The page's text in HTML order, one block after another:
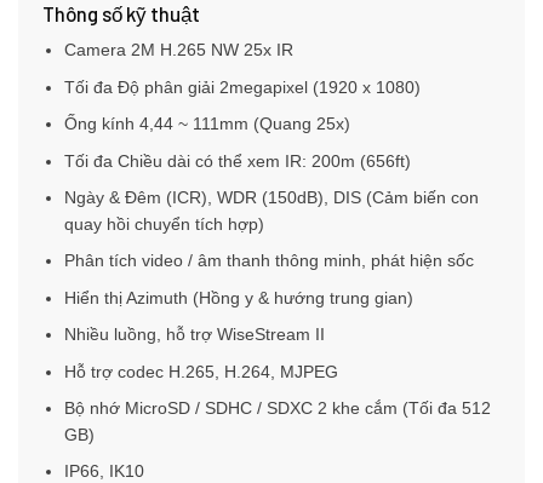
Thông số kỹ thuật
Camera 2M H.265 NW 25x IR
Tối đa Độ phân giải 2megapixel (1920 x 1080)
Ống kính 4,44 ~ 111mm (Quang 25x)
Tối đa Chiều dài có thể xem IR: 200m (656ft)
Ngày & Đêm (ICR), WDR (150dB), DIS (Cảm biến con
quay hồi chuyển tích hợp)
Phân tích video / âm thanh thông minh, phát hiện sốc
Hiển thị Azimuth (Hồng y & hướng trung gian)
Nhiều luồng, hỗ trợ WiseStream II
Hỗ trợ codec H.265, H.264, MJPEG
Bộ nhớ MicroSD / SDHC / SDXC 2 khe cắm (Tối đa 512
GB)
IP66, IK10